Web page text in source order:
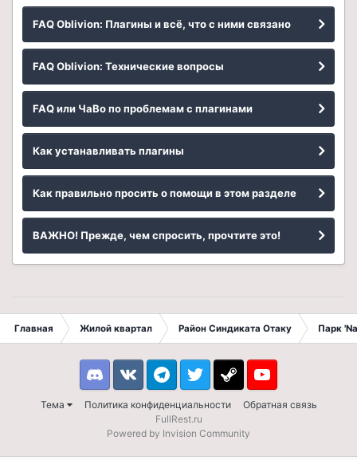
FAQ Oblivion: Плагины и всё, что с ними связано
FAQ Oblivion: Технические вопросы
FAQ или ЧаВо по проблемам с плагинами
Как устанавливать плагины
Как правильно просить о помощи в этом разделе
ВАЖНО! Прежде, чем спросить, прочтите это!
Главная Жилой квартал Район Синдиката Отаку Парк
Тема Политика конфиденциальности Обратная связь
DiscordVK TelegramTwitter Steam Youtube
FullRest.ru
Powered by Invision Community